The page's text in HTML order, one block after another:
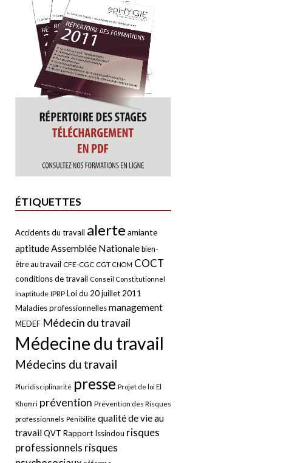
ÉTIQUETTES
Accidents du travail alerte amiante
aptitudeAssemblée Nationale bien-
être au travail CFE-CGC CGT CNOM COCT
conditions de travail Conseil Constitutionnel
inaptitude IPRP Loi du 20 juillet 2011
Maladies professionnellesmanagement
MEDEF Médecin du travail
Médecine du travail
Médecins du travail
Pluridisciplinarité presse Projet de loi El
Khomri prévention Prévention des Risques
professionnels Pénibilité qualité de vie au
travailQVT Rapport Issindou risques
professionnels risques